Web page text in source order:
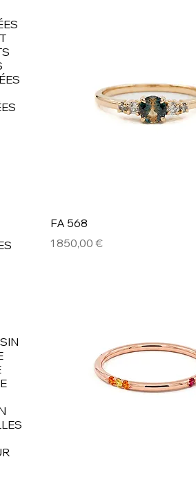
FA 568
Prix
1 850,00 €